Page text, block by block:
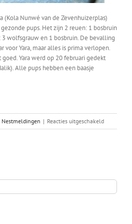
(Kola Nunwé van de Zevenhuizerplas)
pups. Het zijn 2 reuen: 1 bosbruin
wolfsgrauw en 1 bosbruin. De bevalling
voor Yara, maar alles is prima verlopen.
Yara werd op 20 februari gedekt
Alle pups hebben een baasje
Nestmeldingen | Reacties uitgeschakeldvoor
Yara’s